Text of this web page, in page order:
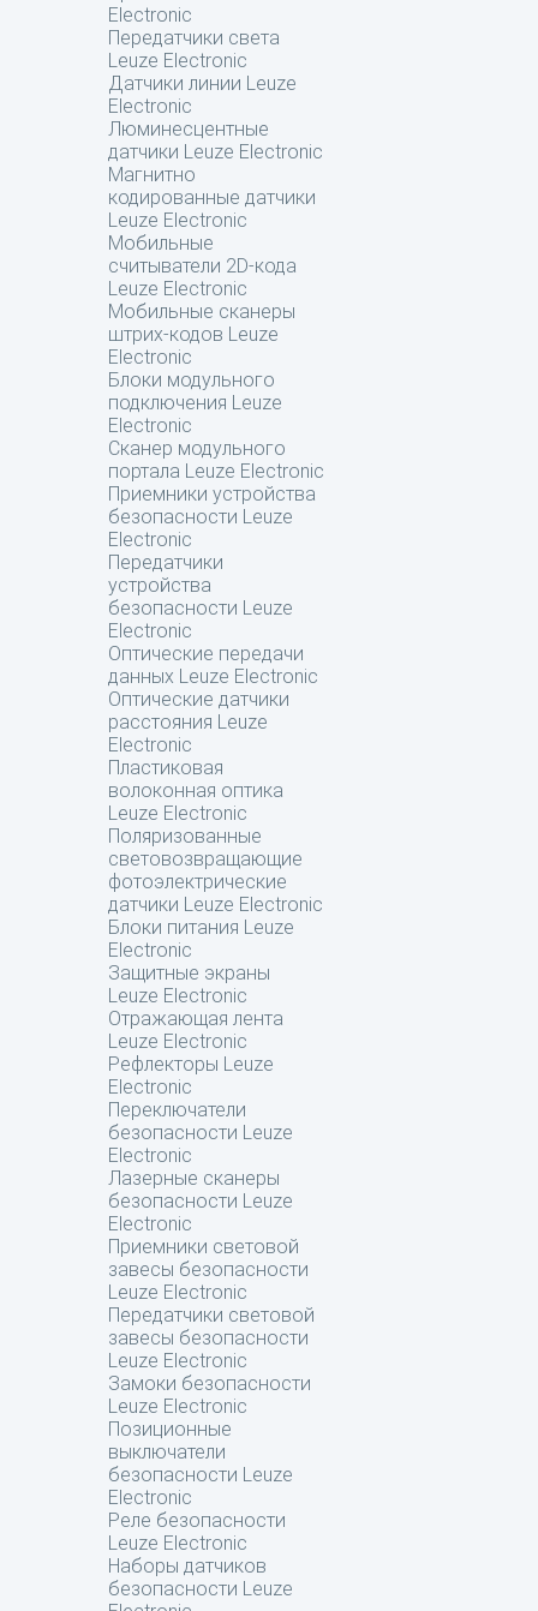
Electronic
Передатчики света
Leuze Electronic
Датчики линии Leuze
Electronic
Люминесцентные
датчики Leuze Electronic
Магнитно
кодированные датчики
Leuze Electronic
Мобильные
считыватели 2D-кода
Leuze Electronic
Мобильные сканеры
штрих-кодов Leuze
Electronic
Блоки модульного
подключения Leuze
Electronic
Сканер модульного
портала Leuze Electronic
Приемники устройства
безопасности Leuze
Electronic
Передатчики
устройства
безопасности Leuze
Electronic
Оптические передачи
данных Leuze Electronic
Оптические датчики
расстояния Leuze
Electronic
Пластиковая
волоконная оптика
Leuze Electronic
Поляризованные
световозвращающие
фотоэлектрические
датчики Leuze Electronic
Блоки питания Leuze
Electronic
Защитные экраны
Leuze Electronic
Отражающая лента
Leuze Electronic
Рефлекторы Leuze
Electronic
Переключатели
безопасности Leuze
Electronic
Лазерные сканеры
безопасности Leuze
Electronic
Приемники световой
завесы безопасности
Leuze Electronic
Передатчики световой
завесы безопасности
Leuze Electronic
Замоки безопасности
Leuze Electronic
Позиционные
выключатели
безопасности Leuze
Electronic
Реле безопасности
Leuze Electronic
Наборы датчиков
безопасности Leuze